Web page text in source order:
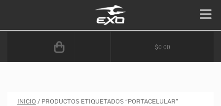
$0.00
INICIO / PRODUCTOS ETIQUETADOS “PORTACELULAR”